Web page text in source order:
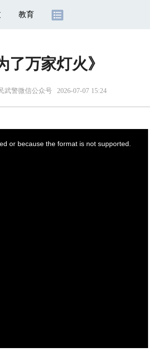
教育
了万家灯火》
武警微信公众号 2026-07-07 15:24
or because the format is not supported.